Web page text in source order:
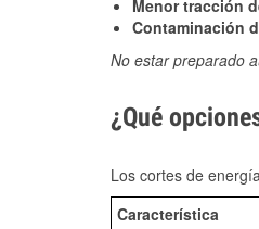
Menor tracción
Contaminación
No estar preparado
¿Qué
Los cortes de
Característica